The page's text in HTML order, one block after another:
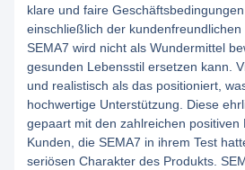
klare und faire
einschließlich der kundenfreundlichen
SEMA7 wird nicht als Wundermittel
gesunden Lebensstil ersetzen kann.
und realistisch als das positioniert,
hochwertige Unterstützung. Diese
gepaart mit den zahlreichen positiven
Kunden, die SEMA7 in ihrem Test
seriösen Charakter des Produkts.